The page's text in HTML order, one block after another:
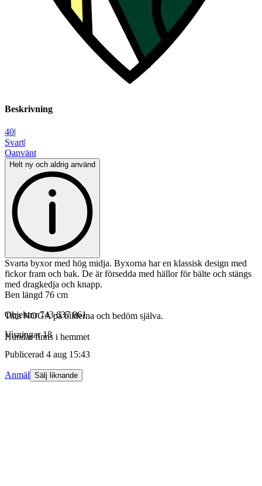
Beskrivning
40|
Svart|
Oanvänt
Helt ny och aldrig använd
Svarta byxor med hög midja. Byxorna har en klassisk design med
fickor fram och bak. De är försedda med hällor för bälte och stängs
med dragkedja och knapp.
Ben längd 76 cm
Titta NOGA på bilderna och bedöm själva.
Hundar finns i hemmet
Objektnr 743 637 861
Visningar 18
Publicerad 4 aug 15:43
Anmäl Sälj liknande